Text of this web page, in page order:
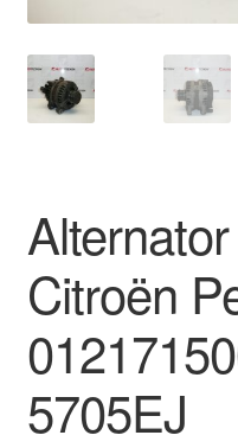
Levering
Mijn account
Citroën
5705EJ